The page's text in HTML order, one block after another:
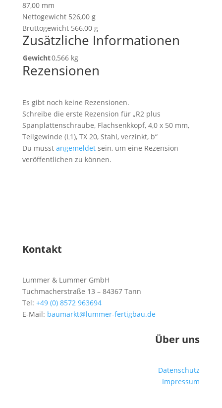
87,00 mm
Nettogewicht 526,00 g
Bruttogewicht 566,00 g
Zusätzliche Informationen
Gewicht0,566 kg
Rezensionen
Es gibt noch keine Rezensionen.
Schreibe die erste Rezension für „R2 plus
Spanplattenschraube, Flachsenkkopf, 4,0 x 50 mm,
Teilgewinde (L1), TX 20, Stahl, verzinkt, b“
Du musst angemeldetsein, um eine Rezension
veröffentlichen zu können.
Kontakt
Lummer & Lummer GmbH
Tuchmacherstraße 13 – 84367 Tann
Tel: +49 (0) 8572 963694
E-Mail: baumarkt@lummer-fertigbau.de
Über uns
Datenschutz
Impressum